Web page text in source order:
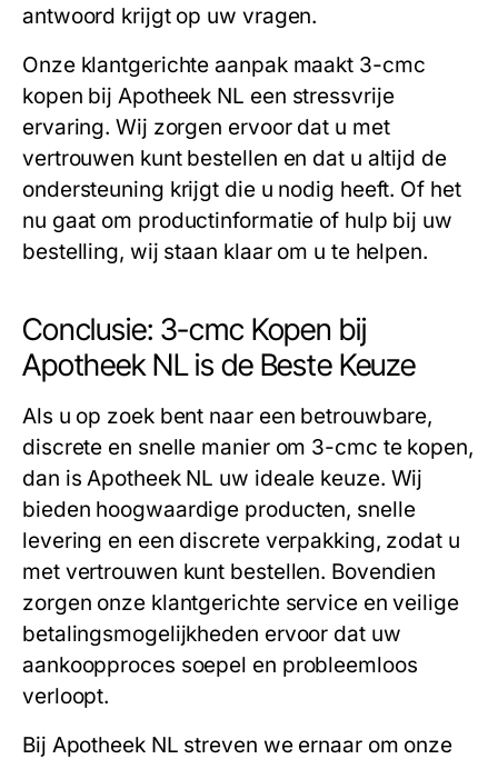
antwoord krijgt op uw vragen.
Onze klantgerichte aanpak maakt 3-cmc
kopen bij Apotheek NL een stressvrije
ervaring. Wij zorgen ervoor dat u met
vertrouwen kunt bestellen en dat u altijd de
ondersteuning krijgt die u nodig heeft. Of het
nu gaat om productinformatie of hulp bij uw
bestelling, wij staan klaar om u te helpen.
Conclusie: 3-cmc Kopen bij
Apotheek NL is de Beste Keuze
Als u op zoek bent naar een betrouwbare,
discrete en snelle manier om 3-cmc te kopen,
dan is Apotheek NL uw ideale keuze. Wij
bieden hoogwaardige producten, snelle
levering en een discrete verpakking, zodat u
met vertrouwen kunt bestellen. Bovendien
zorgen onze klantgerichte service en veilige
betalingsmogelijkheden ervoor dat uw
aankoopproces soepel en probleemloos
verloopt.
Bij Apotheek NL streven we ernaar om onze